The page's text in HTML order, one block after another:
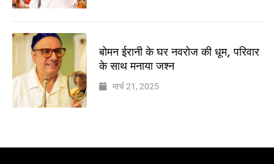
बोमन ईरानी के घर नवरोज की धूम, परिवार
के साथ मनाया जश्न
मार्च 21, 2025